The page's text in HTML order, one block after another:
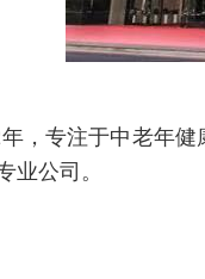
，专注于中老年
业公司。